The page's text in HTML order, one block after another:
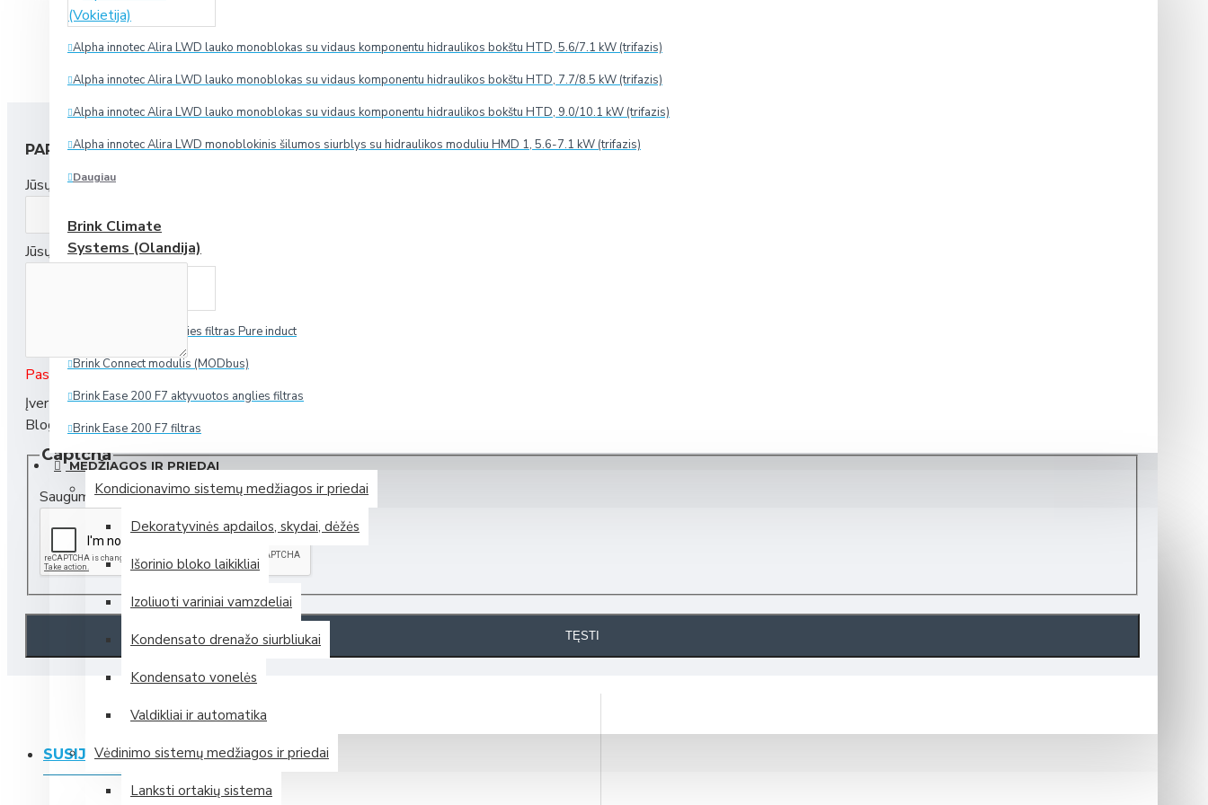
Alpha innotec Alira LWD lauko monoblokas su vidaus komponentu hidraulikos bokštu HTD, 5.6/7.1 kW (trifazis)
Alpha innotec Alira LWD lauko monoblokas su vidaus komponentu hidraulikos bokštu HTD, 7.7/8.5 kW (trifazis)
Alpha innotec Alira LWD lauko monoblokas su vidaus komponentu hidraulikos bokštu HTD, 9.0/10.1 kW (trifazis)
Alpha innotec Alira LWD monoblokinis šilumos siurblys su hidraulikos moduliu HMD 1, 5.6-7.1 kW (trifazis)
Daugiau
Brink Climate
Systems (Olandija)
Brink aktyvuotos anglies filtras Pure induct
Brink Connect modulis (MODbus)
Brink Ease 200 F7 aktyvuotos anglies filtras
Brink Ease 200 F7 filtras
Daugiau
Zehnder (Vokietija)
Mini rekuperatorius Zehnder ComfoAir 70
Mini rekuperatorius Zehnder ComfoSpot 50
Plokštelinis entalpinis rekuperatorius Zehnder ComfoAir 375 ERV (su tenu)
Plokštelinis entalpinis rekuperatorius Zehnder ComfoAir Flex 350 ERV (integruotas LAN modulis)
Samsung (P. Korėja)
MEDŽIAGOS IR PRIEDAI
Kondicionavimo sistemų medžiagos ir priedai
Dekoratyvinės apdailos, skydai, dėžės
Išorinio bloko laikikliai
Izoliuoti variniai vamzdeliai
Kondensato drenažo siurbliukai
Kondensato vonelės
Valdikliai ir automatika
Vėdinimo sistemų medžiagos ir priedai
Lanksti ortakių sistema
PARAŠYTI ĮVERTINIMĄ
Jūsų vardas:
Jūsų apžvalga:
Pastaba:Įvestas tekstas nebus išverstas.
Įvertinimas:
Blogas
Geras
Captcha
Saugumas
TĘSTI
SUSIJĘ PRODUKTAI